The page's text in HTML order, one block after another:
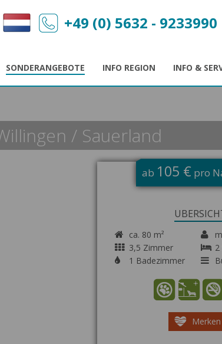
SONDERANGEBOTE INFO REGION INFO &
+49 (0) 5632 - 9233990
/ Sauerland
ab 105 € pro
ca. 80 m²
3,5 Zimmer
2
1 Badezimmer
Merken